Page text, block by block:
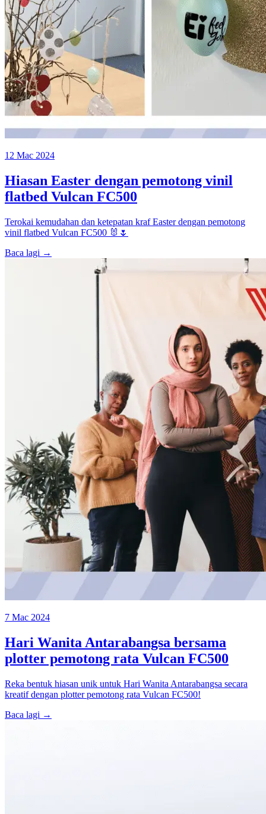
12 Mac 2024
Hiasan Easter dengan pemotong vinil
flatbed Vulcan FC500
Terokai kemudahan dan ketepatan kraf Easter dengan pemotong
vinil flatbed Vulcan FC500 🐰🌷
Baca lagi →
7 Mac 2024
Hari Wanita Antarabangsa bersama
plotter pemotong rata Vulcan FC500
Reka bentuk hiasan unik untuk Hari Wanita Antarabangsa secara
kreatif dengan plotter pemotong rata Vulcan FC500!
Baca lagi →